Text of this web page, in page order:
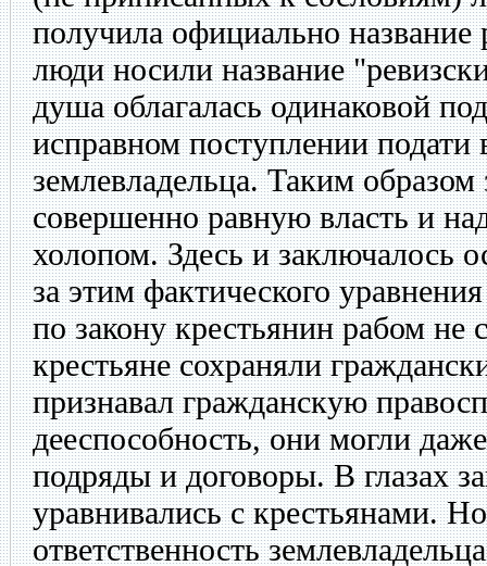
получила официально название
люди носили название
душа облагалась одинаковой
исправном поступлении подати
землевладельца. Таким образом
совершенно равную власть и
холопом. Здесь и заключалось
за этим фактического
по закону крестьянин рабом не
крестьяне сохраняли
признавал гражданскую
дееспособность, они могли
подряды и договоры. В глазах
уравнивались с крестьянами.
ответственность